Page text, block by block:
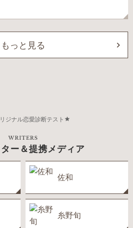
もっと見る
ジナル恋愛診断テスト
WRITERS
ー＆提携メディア
佐和
糸野旬